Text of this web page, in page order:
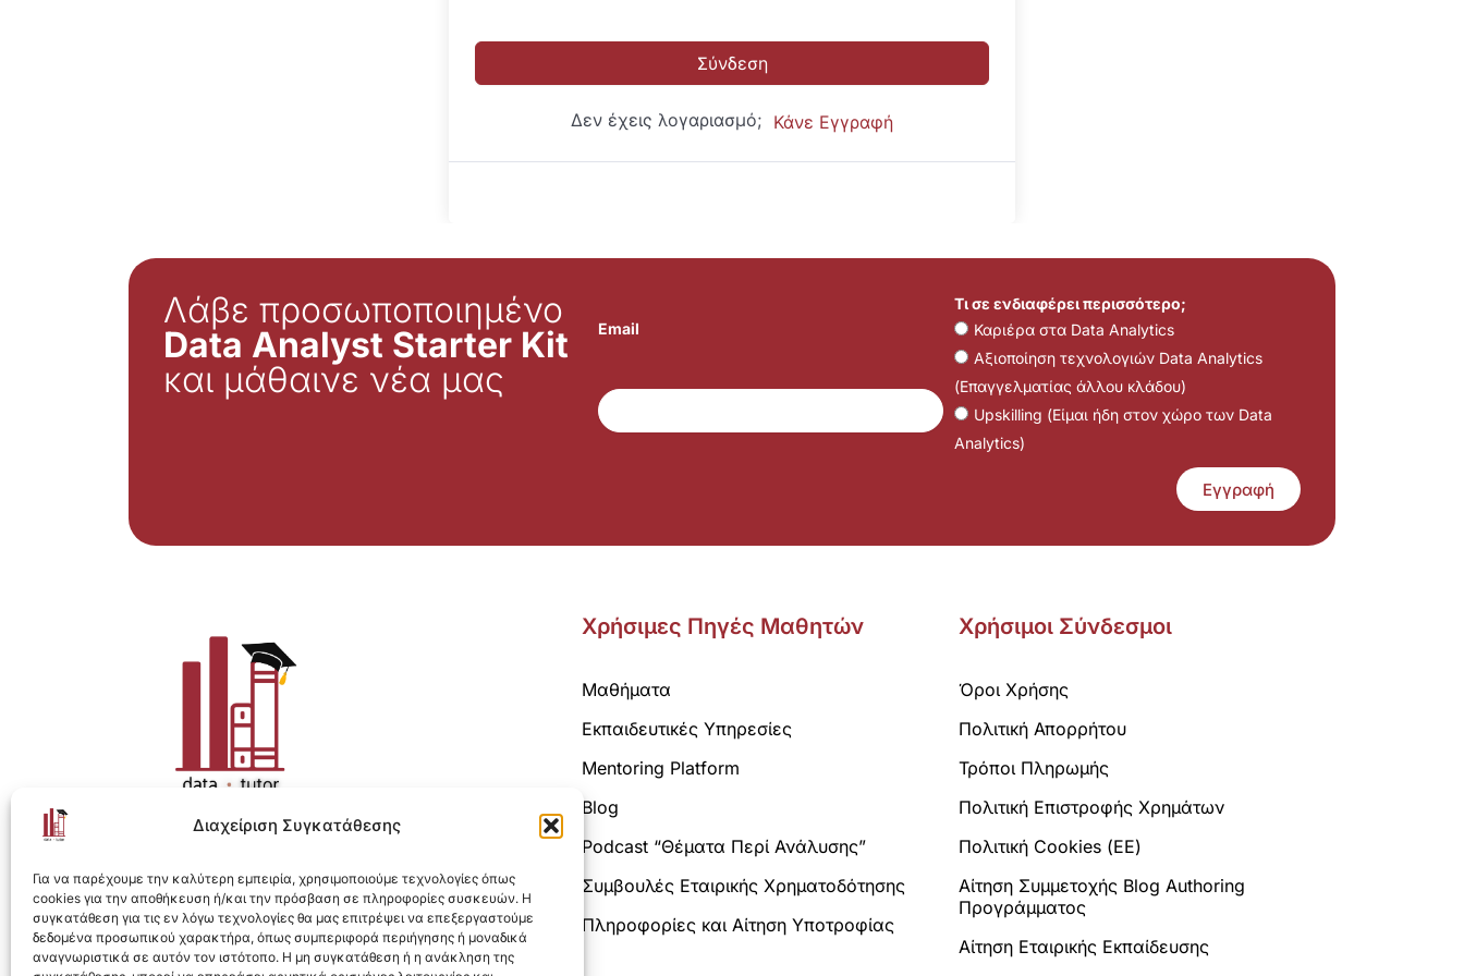
Διαχείριση Συγκατάθεσης
Για να παρέχουμε την καλύτερη εμπειρία, χρησιμοποιούμε τεχνολογίες όπως
cookies για την αποθήκευση ή/και την πρόσβαση σε πληροφορίες συσκευών. Η
συγκατάθεση για τις εν λόγω τεχνολογίες θα μας επιτρέψει να επεξεργαστούμε
δεδομένα προσωπικού χαρακτήρα, όπως συμπεριφορά περιήγησης ή μοναδικά
αναγνωριστικά σε αυτόν τον ιστότοπο. Η μη συγκατάθεση ή η ανάκληση της
Σύνδεση
Δεν έχεις λογαριασμό; Κάνε Εγγραφή
Λάβε προσωποποιημένο
Data Analyst Starter Kit
και μάθαινε νέα μας
Email
Τι σε ενδιαφέρει περισσότερο;
Καριέρα στα Data Analytics
Αξιοποίηση τεχνολογιών Data Analytics
(Επαγγελματίας άλλου κλάδου)
Upskilling (Είμαι ήδη στον χώρο των Data
Analytics)
Εγγραφή
Η ολοκληρωμένη e-learning λύση για Data Analytics.
Χρήσιμες Πηγές Μαθητών
Μαθήματα
Εκπαιδευτικές Υπηρεσίες
Mentoring Platform
Blog
Podcast “Θέματα Περί Ανάλυσης”
Συμβουλές Εταιρικής Χρηματοδότησης
Πληροφορίες και Αίτηση Υποτροφίας
Χρήσιμοι Σύνδεσμοι
Όροι Χρήσης
Πολιτική Απορρήτου
Τρόποι Πληρωμής
Πολιτική Επιστροφής Χρημάτων
Πολιτική Cookies (ΕΕ)
Αίτηση Συμμετοχής Blog Authoring
Προγράμματος
Αίτηση Εταιρικής Εκπαίδευσης